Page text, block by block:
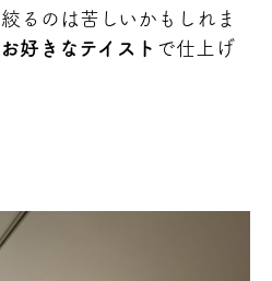
るのは苦しいかもしれま
お好きなテイスト で仕上げ